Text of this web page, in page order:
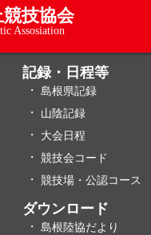
技協会
Assosiation
記録・日程等
島根県記録
山陰記録
大会日程
競技会コード
競技場・公認コース
ダウンロード
島根陸協だより